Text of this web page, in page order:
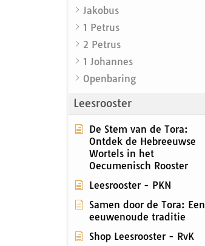
Jakobus
1 Petrus
2 Petrus
1 Johannes
Openbaring
Leesrooster
De Stem van de Tora:
Ontdek de Hebreeuwse
Wortels in het
Oecumenisch Rooster
Leesrooster - PKN
Samen door de Tora: Een
eeuwenoude traditie
Shop Leesrooster - RvK